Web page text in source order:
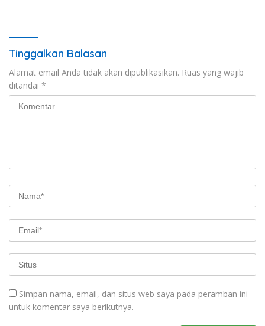
Tinggalkan Balasan
Alamat email Anda tidak akan dipublikasikan. Ruas yang wajib
ditandai *
Simpan nama, email, dan situs web saya pada peramban ini
untuk komentar saya berikutnya.